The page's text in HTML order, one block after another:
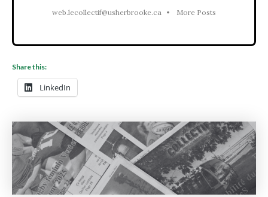
web.lecollectif@usherbrooke.ca • More Posts
Share this:
LinkedIn